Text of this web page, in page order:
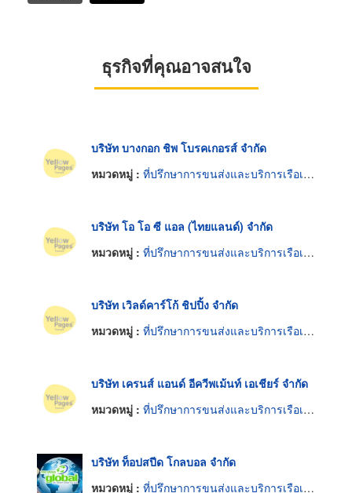
ธุรกิจที่คุณอาจสนใจ
บริษัท บางกอก ชิพ โบรคเกอรส์ จำกัด
หมวดหมู่ : ที่ปรึกษาการขนส่งและบริการเรือเดินทะเล
บริษัท โอ โอ ซี แอล (ไทยแลนด์) จำกัด
หมวดหมู่ : ที่ปรึกษาการขนส่งและบริการเรือเดินทะเล
บริษัท เวิลด์คาร์โก้ ชิปปิ้ง จำกัด
หมวดหมู่ : ที่ปรึกษาการขนส่งและบริการเรือเดินทะเล
บริษัท เครนส์ แอนด์ อีควีพเม้นท์ เอเชียร์ จำกัด
หมวดหมู่ : ที่ปรึกษาการขนส่งและบริการเรือเดินทะเล
บริษัท ท็อปสปีด โกลบอล จำกัด
หมวดหมู่ : ที่ปรึกษาการขนส่งและบริการเรือเดินทะเล